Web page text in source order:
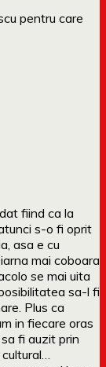
pentru care
fiind ca la
s-o fi oprit
asa e cu
mai coboara
se mai uita
sa-l fi
Plus ca
in fiecare oras
fi auzit prin
cultural…